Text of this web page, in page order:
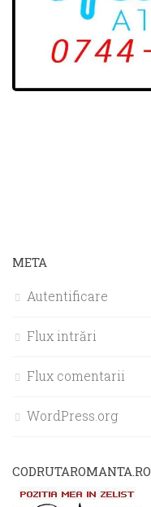
META
Autentificare
Flux intrări
Flux comentarii
WordPress.org
CODRUTAROMANTA.RO